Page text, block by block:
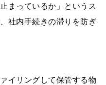
まっているか」というス
社内手続きの滞りを防ぎ
イリングして保管する物